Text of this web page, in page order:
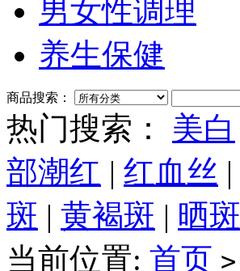
男女性调理
养生保健
商品搜索：
热门搜索： 美白
部潮红 | 红血丝 |
斑 | 黄褐斑 | 晒斑
当前位置: 首页 >